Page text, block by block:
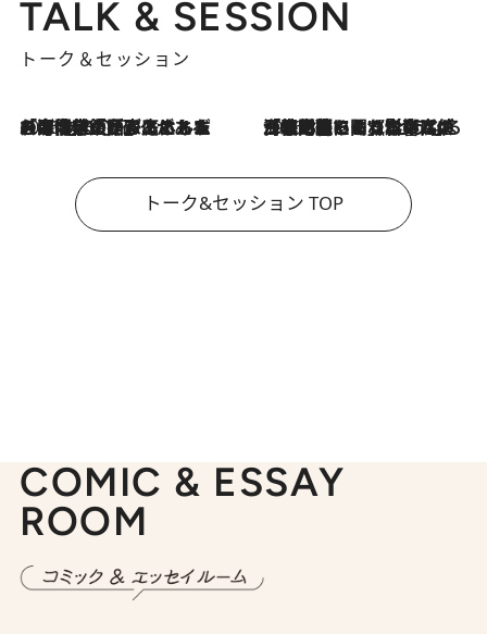
TALK & SESSION
トーク＆セッション
2026.8.3
「今後値上げがあるとすれば…」「リスクがあるのは今年の冬」エネルギー専門家が語る、ホルムズ海峡封鎖が家庭にもたらす“ある心配” 2026.8.3
「住宅建てられない…」「サーチャージ料の高値が続いている」ホルムズ海峡封鎖による影響はいつまで続く？《エネルギー専門家に聞く“どうなる日本の暮らし”》
トーク&セッション TOP
COMIC & ESSAY
ROOM